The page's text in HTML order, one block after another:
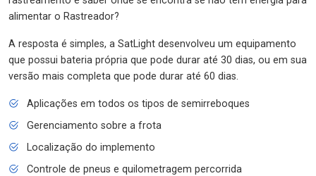
alimentar o Rastreador?
A resposta é simples, a SatLight desenvolveu um equipamento
que possui bateria própria que pode durar até 30 dias, ou em sua
versão mais completa que pode durar até 60 dias.
Aplicações em todos os tipos de semirreboques
Gerenciamento sobre a frota
Localização do implemento
Controle de pneus e quilometragem percorrida